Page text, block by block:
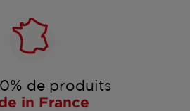
de produits
in France